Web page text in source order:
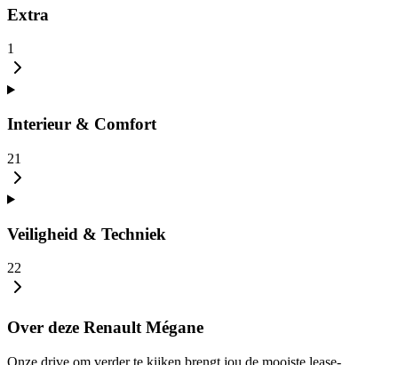
Extra
1
Interieur & Comfort
21
Veiligheid & Techniek
22
Over deze Renault Mégane
Onze drive om verder te kijken brengt jou de mooiste lease-